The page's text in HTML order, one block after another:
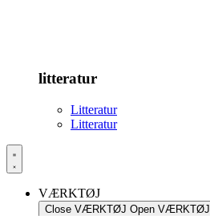
litteratur
Litteratur
Litteratur
VÆRKTØJ
Close VÆRKTØJ Open VÆRKTØJ